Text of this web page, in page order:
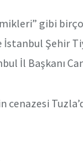
gibi
Şehir
İl Başkanı
cenazesi